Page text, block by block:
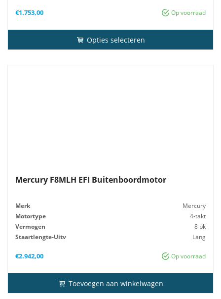
Op voorraad
€1.753,00
Opties selecteren
Mercury F8MLH EFI Buitenboordmotor
Merk
Mercury
Motortype
4-takt
Vermogen
8 pk
Staartlengte-Uitv
Lang
Op voorraad
€2.942,00
Toevoegen aan winkelwagen